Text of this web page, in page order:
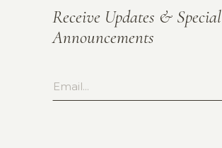
Receive Updates & Special
Announcements